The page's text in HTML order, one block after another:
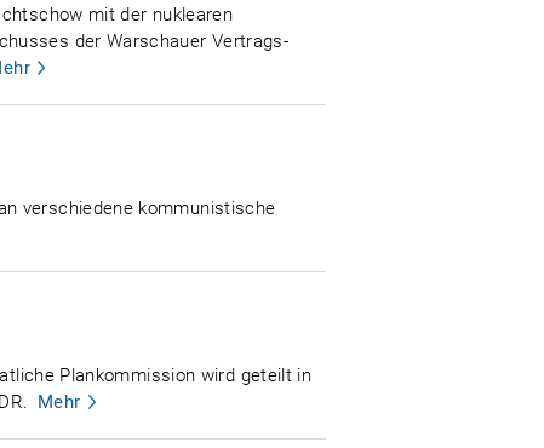
mit der nuklearen
der Warschauer Vertrags-
verschiedene kommunistische
Plankommission wird geteilt in
Mehr